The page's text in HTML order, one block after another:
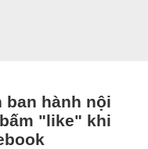
hành nội
"like" khi